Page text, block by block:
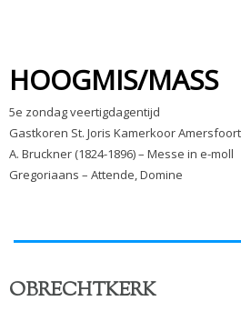
HOOGMIS/MASS
5e zondag veertigdagentijd
Gastkoren St. Joris Kamerkoor
A. Bruckner (1824-1896) – Messe in e-moll
Gregoriaans – Attende, Domine
OBRECHTKERK